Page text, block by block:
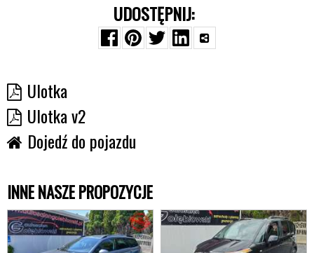
UDOSTĘPNIJ:
Ulotka
Ulotka v2
Dojedź do pojazdu
INNE NASZE PROPOZYCJE